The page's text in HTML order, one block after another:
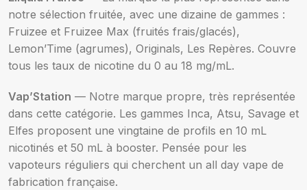
notre sélection fruitée, avec une dizaine de gammes :
Fruizee et Fruizee Max (fruités frais/glacés),
Lemon’Time (agrumes), Originals, Les Repères. Couvre
tous les taux de nicotine du 0 au 18 mg/mL.
Vap’Station — Notre marque propre, très représentée
dans cette catégorie. Les gammes Inca, Atsu, Savage et
Elfes proposent une vingtaine de profils en 10 mL
nicotinés et 50 mL à booster. Pensée pour les
vapoteurs réguliers qui cherchent un all day vape de
fabrication française.